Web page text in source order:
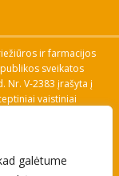
galėtume
ir farmacijos
sveikatos
Nr. V-2383 įrašyta į
vaistiniai
Vaistų ir medicinos
Sveikatos
apie įtariamą